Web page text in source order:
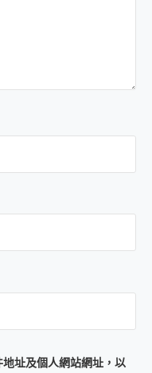
址及個人網站網址，以